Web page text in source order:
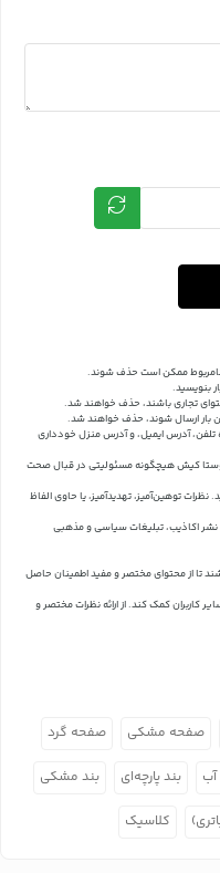
نامربوط ممکن است حذف شوند.
بنویسید.
تجاری باشند، حذف خواهند شد.
بار ارسال شوند، حذف خواهند شد.
تلفن، آدرس ایمیل، و آدرس منزل خودداری
وستا کیش هیچگونه مسئولیتی در قبال صحت
نظرات توهین‌آمیز، تهدیدآمیز، یا حاوی الفاظ
نشر اکاذیب، تبلیغات سیاسی و مذهبی
50 کاراکتر و حداکثر 500 کاراکتر باشند تا از محتوای مختصر و مفید اطمینان حاصل
کاربران کمک کند.از ارائه نظرات مختصر و
صفحه مشکی صفحه گرد
بند پارچه‌ای بند مشکی
کلاسیک